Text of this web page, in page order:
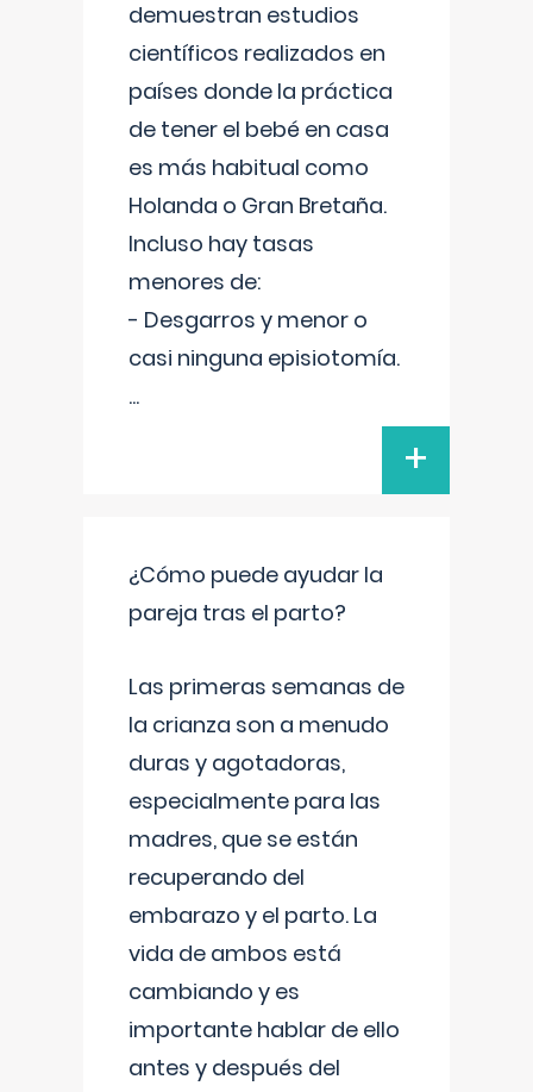
demuestran estudios
científicos realizados en
países donde la práctica
de tener el bebé en casa
es más habitual como
Holanda o Gran Bretaña.
Incluso hay tasas
menores de:
- Desgarros y menor o
casi ninguna episiotomía.
...
+
¿Cómo puede ayudar la
pareja tras el parto?
Las primeras semanas de
la crianza son a menudo
duras y agotadoras,
especialmente para las
madres, que se están
recuperando del
embarazo y el parto. La
vida de ambos está
cambiando y es
importante hablar de ello
antes y después del